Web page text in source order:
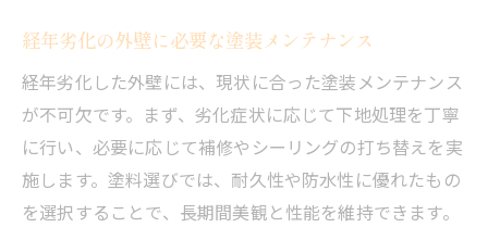
経年劣化の外壁に必要な塗装メンテナンス
経年劣化した外壁には、現状に合った塗装メンテナンス
が不可欠です。まず、劣化症状に応じて下地処理を丁寧
に行い、必要に応じて補修やシーリングの打ち替えを実
施します。塗料選びでは、耐久性や防水性に優れたもの
を選択することで、長期間美観と性能を維持できます。